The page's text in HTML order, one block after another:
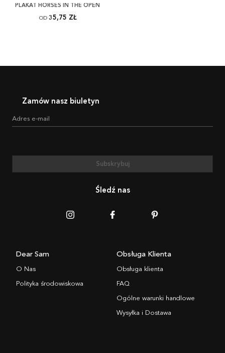
PLAKAT HORSES IN THE OPEN
OD 35,75 ZŁ
Zamów nasz biuletyn
Adres e-mail
Subskrybuj
Śledź nas
Dear Sam
O Nas
Polityka środowiskowa
Obsługa Klienta
Obsługa klienta
FAQ
Ogólne warunki handlowe
Wysyłka i Dostawa